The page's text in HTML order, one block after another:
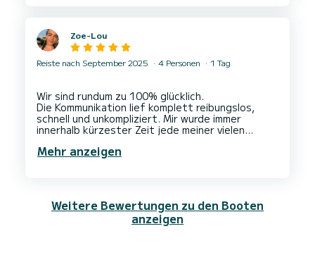
Zoe-Lou
Reiste nach September 2025 4 Personen 1 Tag
Wir sind rundum zu 100% glücklich.
Die Kommunikation lief komplett reibungslos,
schnell und unkompliziert. Mir wurde immer
innerhalb kürzester Zeit jede meiner vielen
wir uns super flexibel und spontan treffen, immer
freundliche, tolle Menschen.
Auch das Boot selbst ist noch viel größer,
Mehr anzeigen
Weitere Bewertungen zu den Booten
anzeigen